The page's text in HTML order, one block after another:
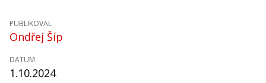
PUBLIKOVAL
Ondřej Šíp
DATUM
1.10.2024